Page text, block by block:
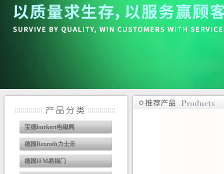
宝德burkert电磁阀
德国Rexroth力士乐
德国IFM易福门